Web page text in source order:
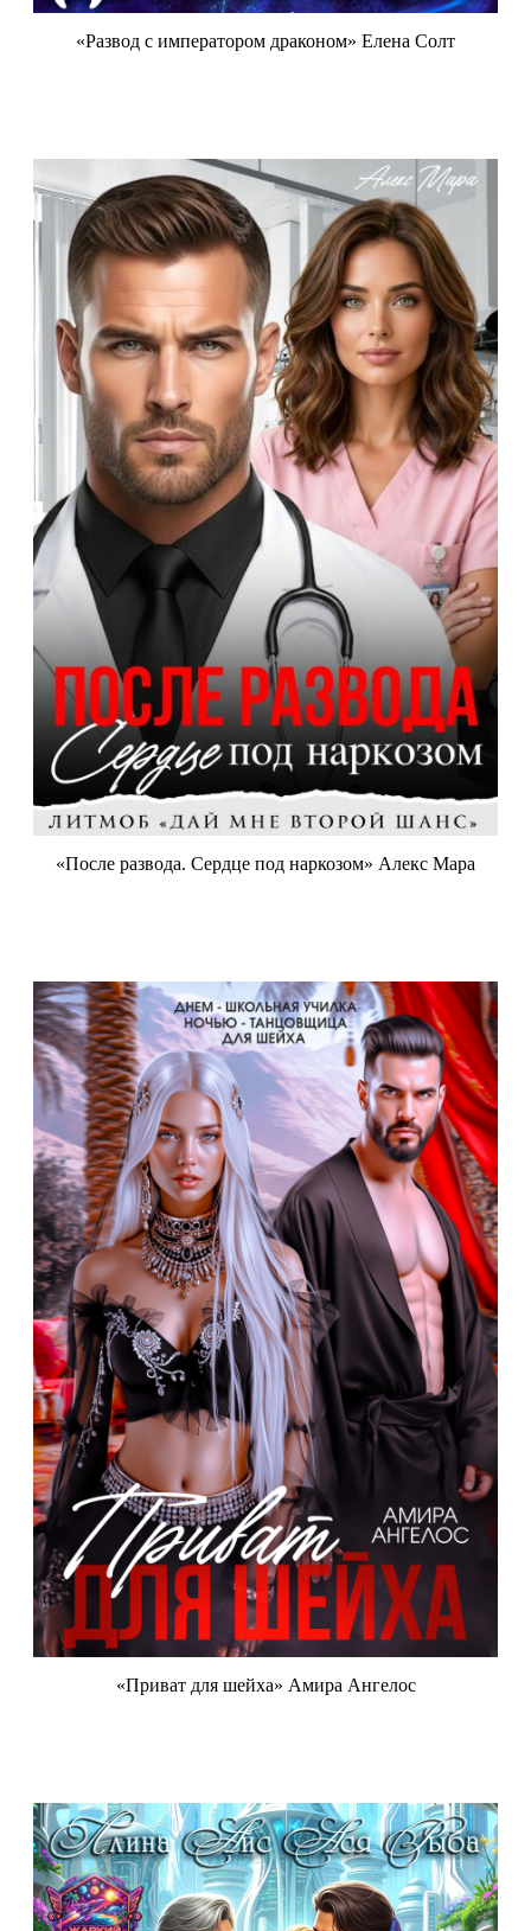
«Развод с императором драконом» Елена Солт
«После развода. Сердце под наркозом» Алекс Мара
«Приват для шейха» Амира Ангелос